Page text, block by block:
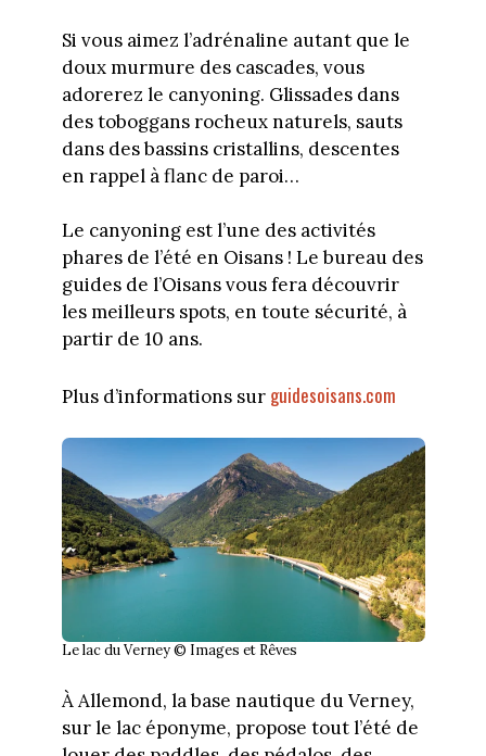
Si vous aimez l’adrénaline autant que le
doux murmure des cascades, vous
adorerez le canyoning. Glissades dans
des toboggans rocheux naturels, sauts
dans des bassins cristallins, descentes
en rappel à flanc de paroi…
Le canyoning est l’une des activités
phares de l’été en Oisans ! Le bureau des
guides de l’Oisans vous fera découvrir
les meilleurs spots, en toute sécurité, à
partir de 10 ans.
Plus d’informations sur guidesoisans.com
Le lac du Verney © Images et Rêves
À Allemond, la base nautique du Verney,
sur le lac éponyme, propose tout l’été de